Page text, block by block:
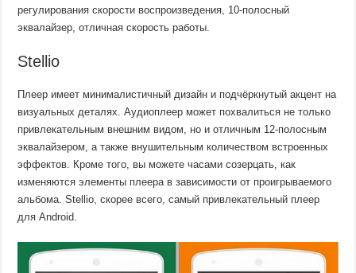
регулирования скорости воспроизведения, 10-полосный
эквалайзер, отличная скорость работы.
Stellio
Плеер имеет минималистичный дизайн и подчёркнутый акцент на
визуальных деталях. Аудиоплеер может похвалиться не только
привлекательным внешним видом, но и отличным 12-полосным
эквалайзером, а также внушительным количеством встроенных
эффектов. Кроме того, вы можете часами созерцать, как
изменяются элементы плеера в зависимости от проигрываемого
альбома. Stellio, скорее всего, самый привлекательный плеер
для Android.